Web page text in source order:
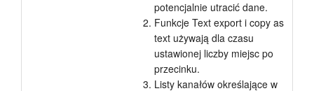
potencjalnie utracić dane.
Funkcje Text export i copy as
text używają dla czasu
ustawionej liczby miejsc po
przecinku.
Listy kanałów określające w